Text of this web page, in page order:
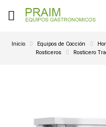
Inicio Equipos de Cocción
Rosticeros
Rosticero